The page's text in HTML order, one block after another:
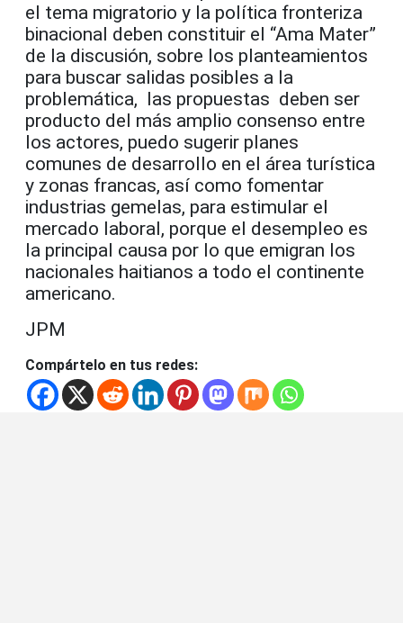
el tema migratorio y la política fronteriza
binacional deben constituir el “Ama Mater”
de la discusión, sobre los planteamientos
para buscar salidas posibles a la
problemática, las propuestas deben ser
producto del más amplio consenso entre
los actores, puedo sugerir planes
comunes de desarrollo en el área turística
y zonas francas, así como fomentar
industrias gemelas, para estimular el
mercado laboral, porque el desempleo es
la principal causa por lo que emigran los
nacionales haitianos a todo el continente
americano.
JPM
Compártelo en tus redes: